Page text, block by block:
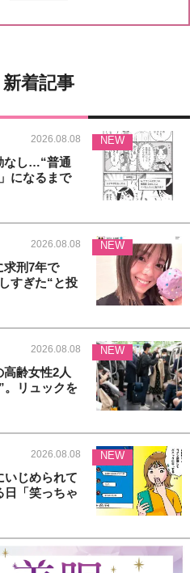
新着記事
2026.08.08
なし…“普通
になるまで
NEW
2026.08.08
求刑7年で
すぎた“と投
NEW
2026.08.08
齢女性2人
。リュックを
NEW
2026.08.08
いじめられて
日「笑っちゃ
NEW